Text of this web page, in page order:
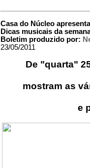
Casa do Núcleo
Dicas musicais da
Boletim produzido por:
23/05/2011
De "quarta"
mostram as
e